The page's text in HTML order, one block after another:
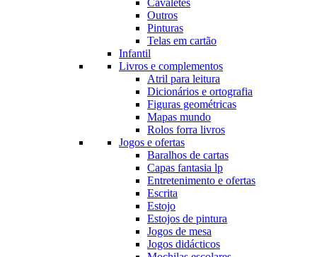
Cavaletes
Outros
Pinturas
Telas em cartão
Infantil
Livros e complementos
Atril para leitura
Dicionários e ortografia
Figuras geométricas
Mapas mundo
Rolos forra livros
Jogos e ofertas
Baralhos de cartas
Capas fantasia lp
Entretenimento e ofertas
Escrita
Estojo
Estojos de pintura
Jogos de mesa
Jogos didácticos